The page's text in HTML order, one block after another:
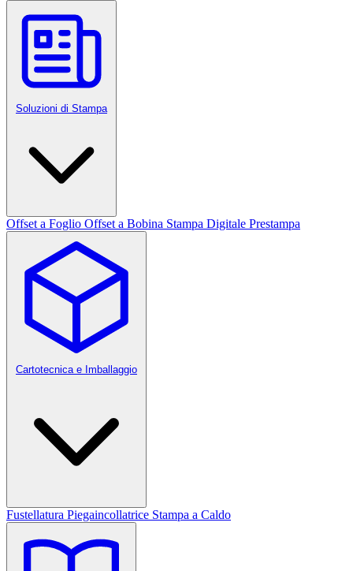
Soluzioni di Stampa
Offset a Foglio Offset a Bobina Stampa Digitale Prestampa
Cartotecnica e Imballaggio
Fustellatura Piegaincollatrice Stampa a Caldo